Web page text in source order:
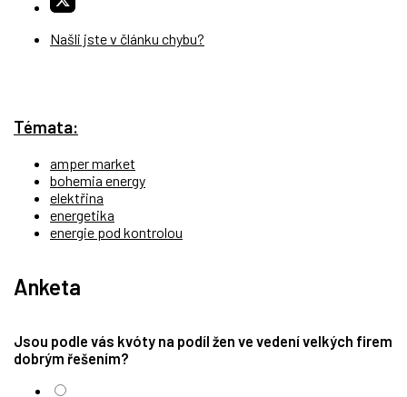
Našli jste v článku chybu?
Témata:
amper market
bohemia energy
elektřina
energetika
energie pod kontrolou
Anketa
Jsou podle vás kvóty na podíl žen ve vedení velkých firem
dobrým řešením?